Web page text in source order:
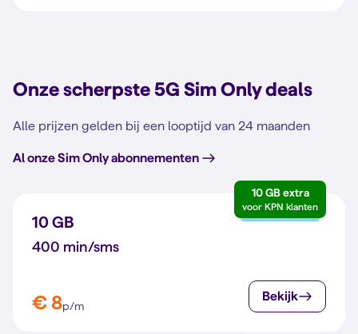
Onze scherpste 5G Sim Only deals
Alle prijzen gelden bij een looptijd van 24 maanden
Al onze Sim Only abonnementen
10 GB extra
voor KPN klanten
10 GB
400 min/sms
€ 8p/m
Bekijk